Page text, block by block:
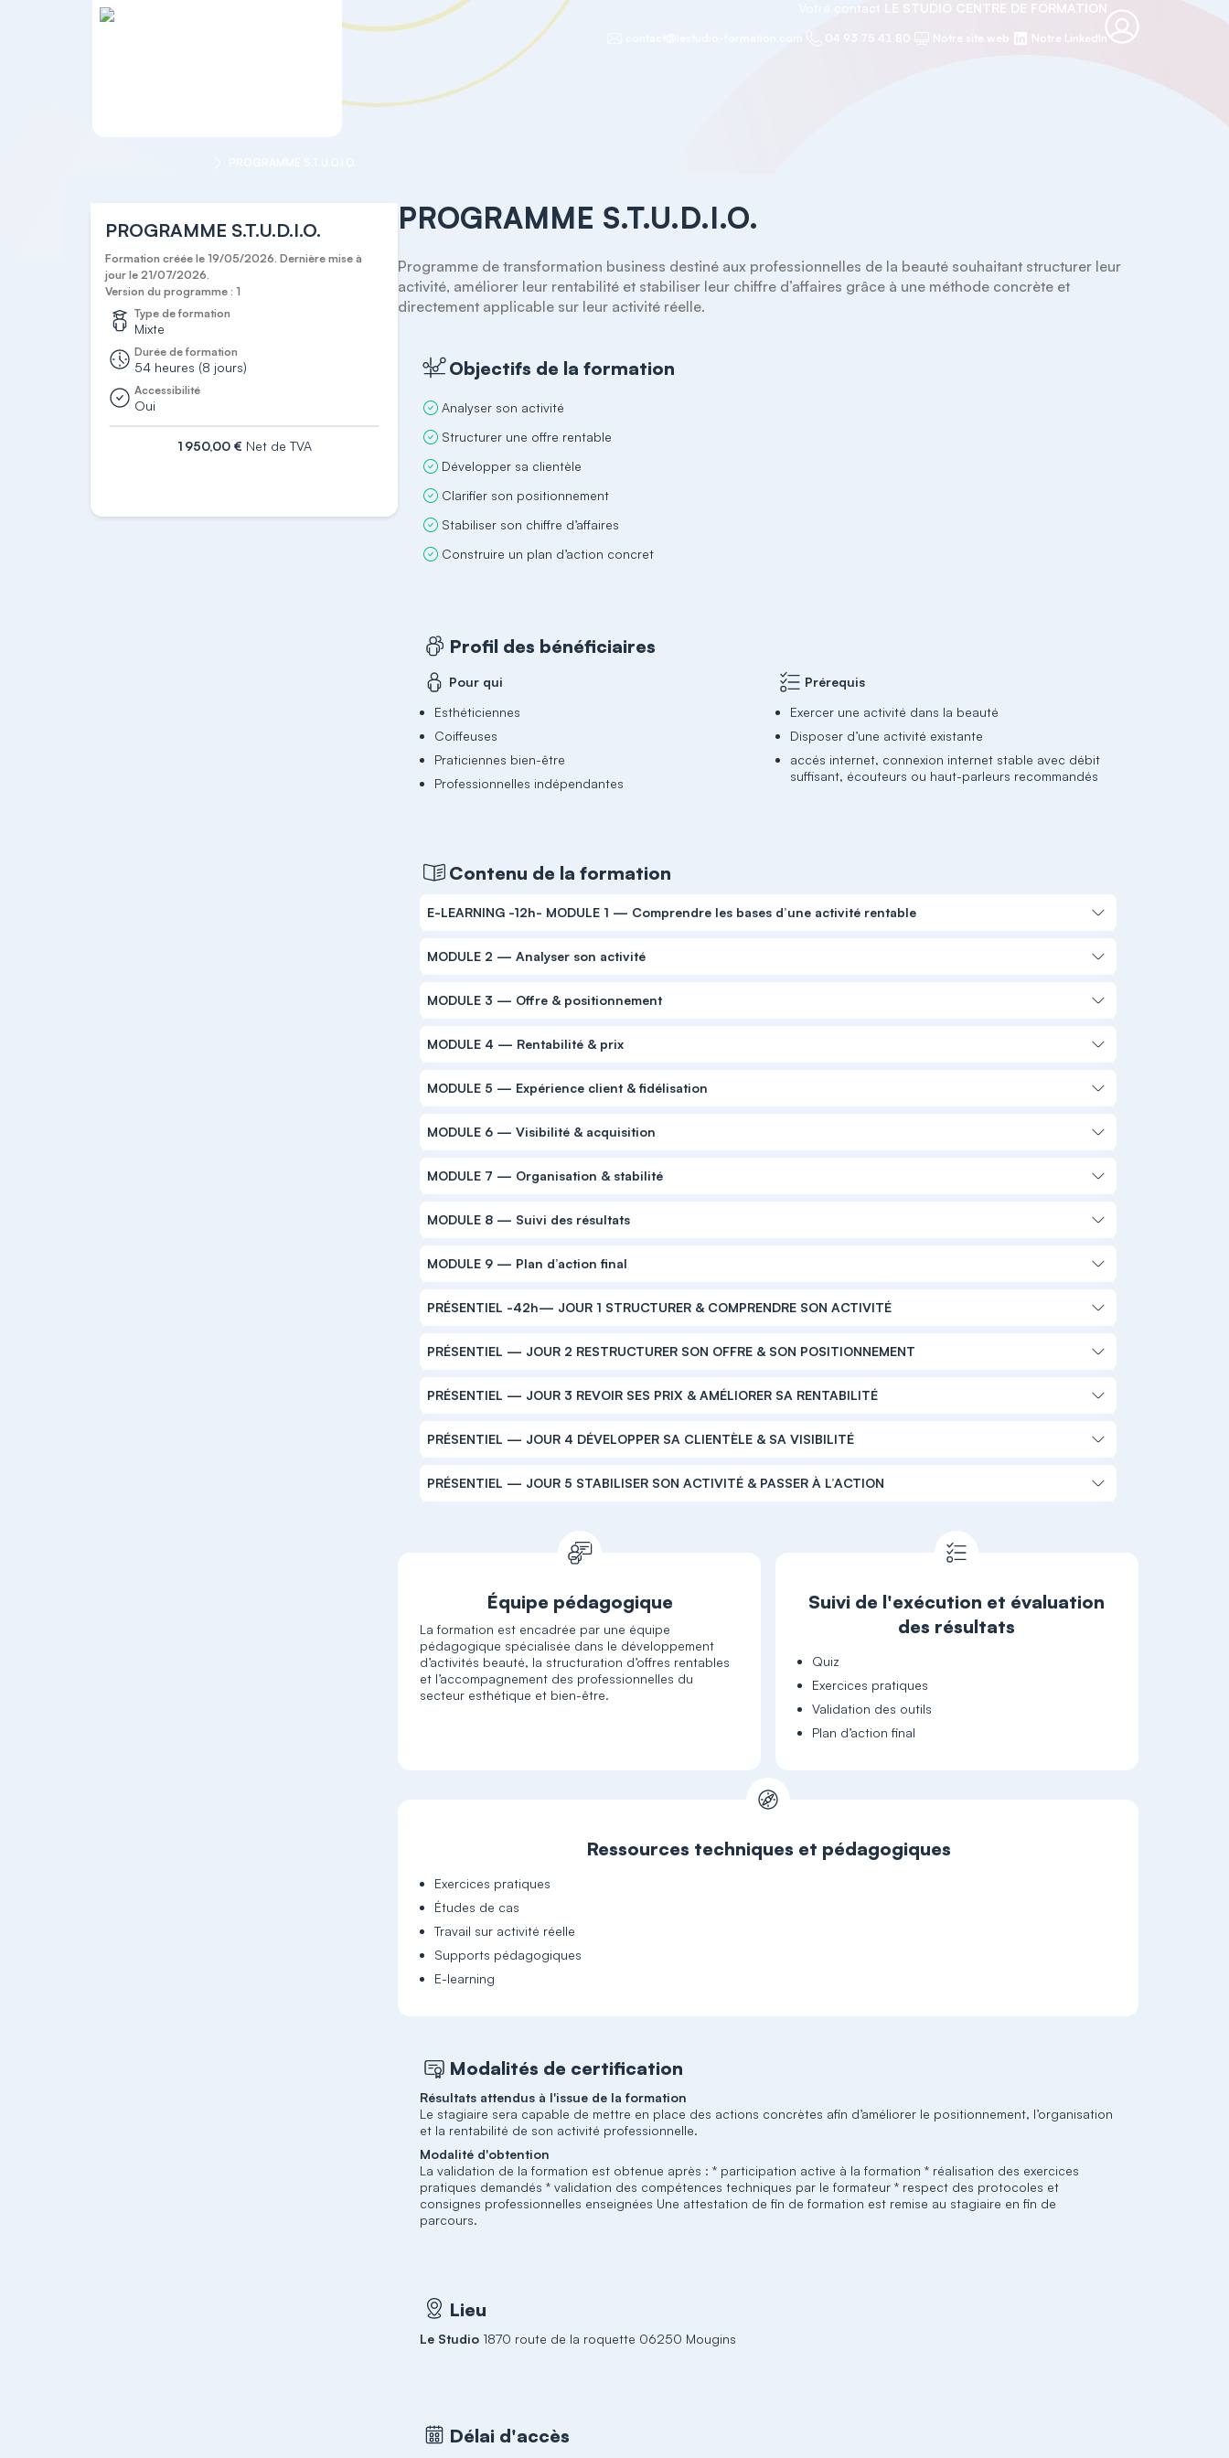
LE STUDIO CENTRE DE FORMATION
Notre site web Notre LinkedIn
PROGRAMME S.T.U.D.I.O.
Formation créée le 19/05/2026. Dernière mise à
jour le 21/07/2026.
Version du programme : 1
Type de formation
Mixte
Durée de formation
54 heures (8 jours)
Accessibilité
Oui
1 950,00 € Net de TVA
PROGRAMME S.T.U.D.I.O.
Programme de transformation business destiné aux professionnelles de la beauté souhaitant structurer leur
activité, améliorer leur rentabilité et stabiliser leur chiffre d’affaires grâce à une méthode concrète et
directement applicable sur leur activité réelle.
Objectifs de la formation
Analyser son activité
Structurer une offre rentable
Développer sa clientèle
Clarifier son positionnement
Stabiliser son chiffre d’affaires
Construire un plan d’action concret
Profil des bénéficiaires
Pour qui
Esthéticiennes
Coiffeuses
Praticiennes bien-être
Professionnelles indépendantes
Prérequis
Exercer une activité dans la beauté
Disposer d’une activité existante
accés internet, connexion internet stable avec débit
suffisant, écouteurs ou haut-parleurs recommandés
Contenu de la formation
E-LEARNING -12h- MODULE 1 — Comprendre les bases d’une activité rentable
MODULE 2 — Analyser son activité
MODULE 3 — Offre & positionnement
MODULE 4 — Rentabilité & prix
MODULE 5 — Expérience client & fidélisation
MODULE 6 — Visibilité & acquisition
MODULE 7 — Organisation & stabilité
MODULE 8 — Suivi des résultats
MODULE 9 — Plan d’action final
PRÉSENTIEL -42h— JOUR 1 STRUCTURER & COMPRENDRE SON ACTIVITÉ
PRÉSENTIEL — JOUR 2 RESTRUCTURER SON OFFRE & SON POSITIONNEMENT
PRÉSENTIEL — JOUR 3 REVOIR SES PRIX & AMÉLIORER SA RENTABILITÉ
PRÉSENTIEL — JOUR 4 DÉVELOPPER SA CLIENTÈLE & SA VISIBILITÉ
PRÉSENTIEL — JOUR 5 STABILISER SON ACTIVITÉ & PASSER À L’ACTION
Équipe pédagogique
La formation est encadrée par une équipe
pédagogique spécialisée dans le développement
d’activités beauté, la structuration d’offres rentables
et l’accompagnement des professionnelles du
secteur esthétique et bien-être.
Suivi de l'exécution et évaluation
des résultats
Quiz
Exercices pratiques
Validation des outils
Plan d’action final
Ressources techniques et pédagogiques
Exercices pratiques
Études de cas
Travail sur activité réelle
Supports pédagogiques
E-learning
Modalités de certification
Résultats attendus à l'issue de la formation
Le stagiaire sera capable de mettre en place des actions concrètes afin d’améliorer le positionnement, l’organisation
et la rentabilité de son activité professionnelle.
Modalité d'obtention
La validation de la formation est obtenue après : * participation active à la formation * réalisation des exercices
pratiques demandés * validation des compétences techniques par le formateur * respect des protocoles et
consignes professionnelles enseignées Une attestation de fin de formation est remise au stagiaire en fin de
parcours.
Lieu
Le Studio 1870 route de la roquette 06250 Mougins
Délai d'accès